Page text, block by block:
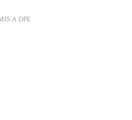
A DPE